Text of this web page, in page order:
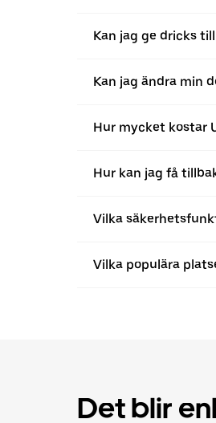
Kan jag ge dricks
Kan jag ändra min
Hur mycket kostar
Hur kan jag få
Vilka
Vilka populära
Det blir